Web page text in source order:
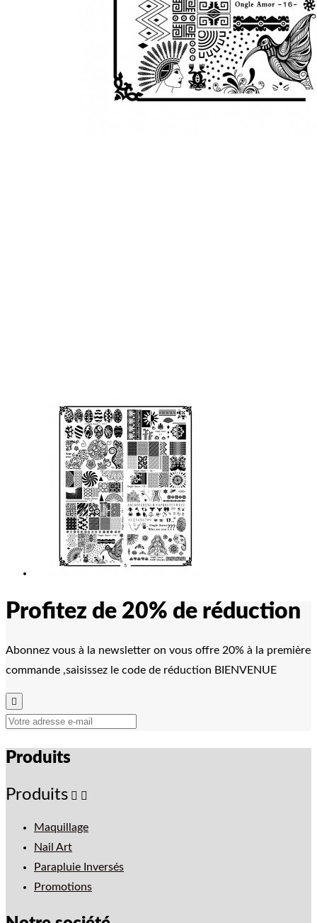
Profitez de 20% de réduction
Abonnez vous à la newsletter on vous offre 20% à la première
commande ,saisissez le code de réduction BIENVENUE

Produits
Produits
Maquillage
Nail Art
Parapluie Inversés
Promotions